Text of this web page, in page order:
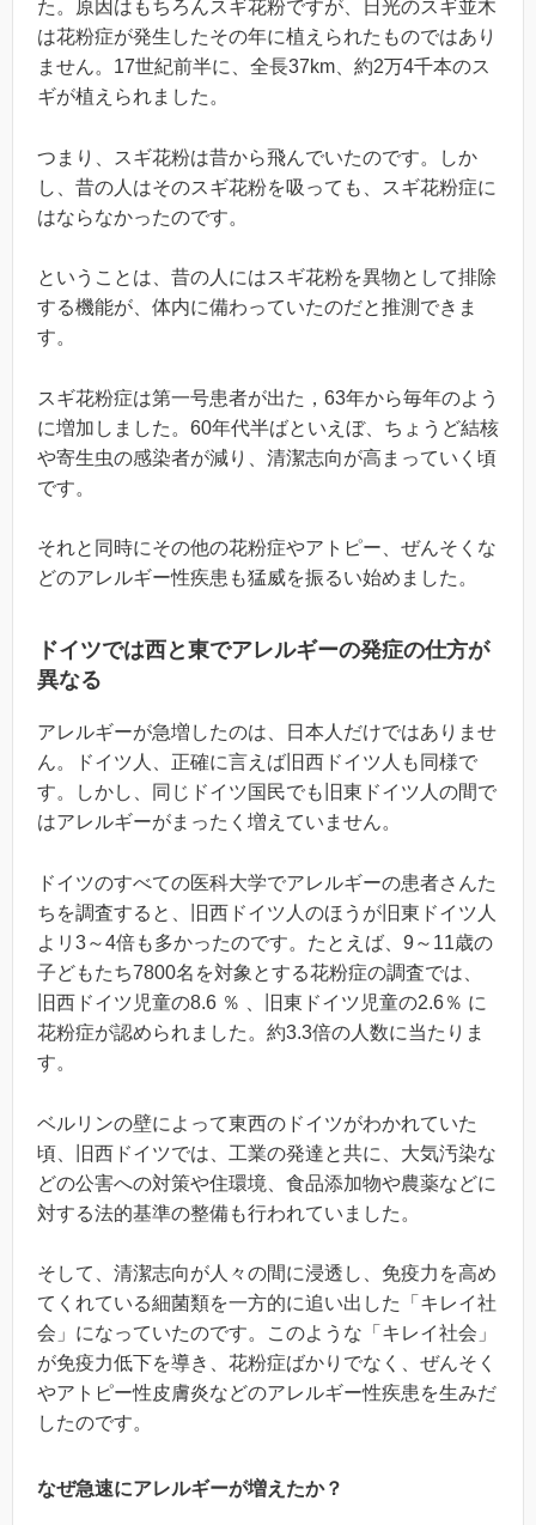
た。原因はもちろんスギ花粉ですが、日光のスギ並木
は花粉症が発生したその年に植えられたものではあり
ません。17世紀前半に、全長37km、約2万4千本のス
ギが植えられました。
つまり、スギ花粉は昔から飛んでいたのです。しか
し、昔の人はそのスギ花粉を吸っても、スギ花粉症に
はならなかったのです。
ということは、昔の人にはスギ花粉を異物として排除
する機能が、体内に備わっていたのだと推測できま
す。
スギ花粉症は第一号患者が出た，63年から毎年のよう
に増加しました。60年代半ばといえぼ、ちょうど結核
や寄生虫の感染者が減り、清潔志向が高まっていく頃
です。
それと同時にその他の花粉症やアトピー、ぜんそくな
どのアレルギー性疾患も猛威を振るい始めました。
ドイツでは西と東でアレルギーの発症の仕方が
異なる
アレルギーが急増したのは、日本人だけではありませ
ん。ドイツ人、正確に言えば旧西ドイツ人も同様で
す。しかし、同じドイツ国民でも旧東ドイツ人の間で
はアレルギーがまったく増えていません。
ドイツのすべての医科大学でアレルギーの患者さんた
ちを調査すると、旧西ドイツ人のほうが旧東ドイツ人
よリ3～4倍も多かったのです。たとえば、9～11歳の
子どもたち7800名を対象とする花粉症の調査では、
旧西ドイツ児童の8.6 ％ 、旧東ドイツ児童の2.6％ に
花粉症が認められました。約3.3倍の人数に当たりま
す。
ベルリンの壁によって東西のドイツがわかれていた
頃、旧西ドイツでは、工業の発達と共に、大気汚染な
どの公害への対策や住環境、食品添加物や農薬などに
対する法的基準の整備も行われていました。
そして、清潔志向が人々の間に浸透し、免疫力を高め
てくれている細菌類を一方的に追い出した「キレイ社
会」になっていたのです。このような「キレイ社会」
が免疫力低下を導き、花粉症ばかりでなく、ぜんそく
やアトピー性皮膚炎などのアレルギー性疾患を生みだ
したのです。
なぜ急速にアレルギーが増えたか？